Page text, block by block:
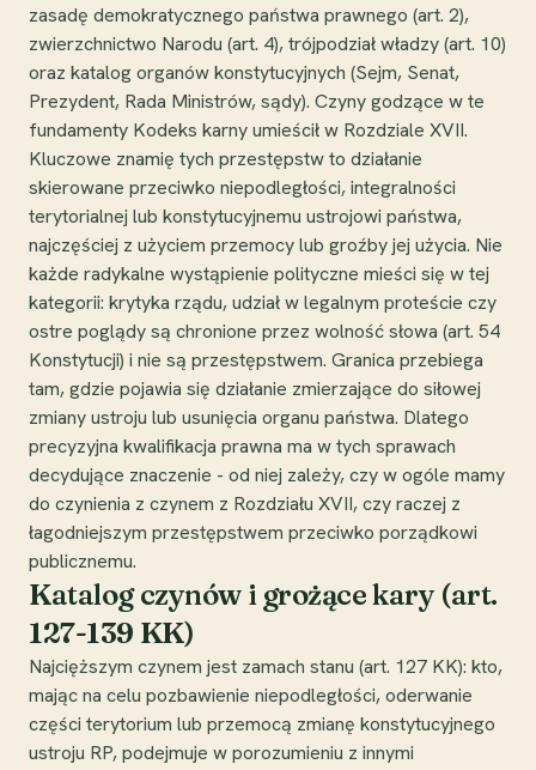
zasadę demokratycznego państwa prawnego (art. 2),
zwierzchnictwo Narodu (art. 4), trójpodział władzy (art. 10)
oraz katalog organów konstytucyjnych (Sejm, Senat,
Prezydent, Rada Ministrów, sądy). Czyny godzące w te
fundamenty Kodeks karny umieścił w Rozdziale XVII.
Kluczowe znamię tych przestępstw to działanie
skierowane przeciwko niepodległości, integralności
terytorialnej lub konstytucyjnemu ustrojowi państwa,
najczęściej z użyciem przemocy lub groźby jej użycia. Nie
każde radykalne wystąpienie polityczne mieści się w tej
kategorii: krytyka rządu, udział w legalnym proteście czy
ostre poglądy są chronione przez wolność słowa (art. 54
Konstytucji) i nie są przestępstwem. Granica przebiega
tam, gdzie pojawia się działanie zmierzające do siłowej
zmiany ustroju lub usunięcia organu państwa. Dlatego
precyzyjna kwalifikacja prawna ma w tych sprawach
decydujące znaczenie - od niej zależy, czy w ogóle mamy
do czynienia z czynem z Rozdziału XVII, czy raczej z
łagodniejszym przestępstwem przeciwko porządkowi
publicznemu.
Katalog czynów i grożące kary (art.
127-139 KK)
Najcięższym czynem jest zamach stanu (art. 127 KK): kto,
mając na celu pozbawienie niepodległości, oderwanie
części terytorium lub przemocą zmianę konstytucyjnego
ustroju RP, podejmuje w porozumieniu z innymi